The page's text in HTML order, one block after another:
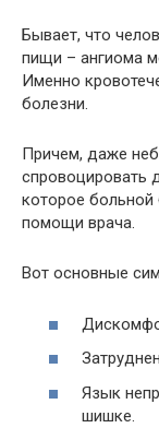
Бывает, что
пищи – ангиома
Именно
болезни.
Причем, даже
спровоцировать
которое больной
помощи врача.
Вот основные
Язык
шишке.